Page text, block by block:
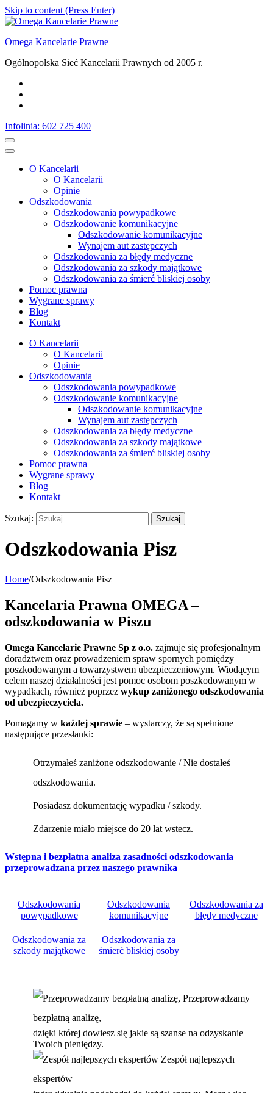
Skip to content (Press Enter)
Omega Kancelarie Prawne
Ogólnopolska Sieć Kancelarii Prawnych od 2005 r.
Infolinia: 602 725 400
O Kancelarii
O Kancelarii
Opinie
Odszkodowania
Odszkodowania powypadkowe
Odszkodowanie komunikacyjne
Odszkodowanie komunikacyjne
Wynajem aut zastępczych
Odszkodowania za błędy medyczne
Odszkodowania za szkody majątkowe
Odszkodowania za śmierć bliskiej osoby
Pomoc prawna
Wygrane sprawy
Blog
Kontakt
O Kancelarii
O Kancelarii
Opinie
Odszkodowania
Odszkodowania powypadkowe
Odszkodowanie komunikacyjne
Odszkodowanie komunikacyjne
Wynajem aut zastępczych
Odszkodowania za błędy medyczne
Odszkodowania za szkody majątkowe
Odszkodowania za śmierć bliskiej osoby
Pomoc prawna
Wygrane sprawy
Blog
Kontakt
Szukaj:
Odszkodowania Pisz
Home/Odszkodowania Pisz
Kancelaria Prawna OMEGA –
odszkodowania w Piszu
Omega Kancelarie Prawne Sp z o.o. zajmuje się profesjonalnym
doradztwem oraz prowadzeniem spraw spornych pomiędzy
poszkodowanym a towarzystwem ubezpieczeniowym. Wiodącym
celem naszej działalności jest pomoc osobom poszkodowanym w
wypadkach, również poprzez wykup zaniżonego odszkodowania
od ubezpieczyciela.
Pomagamy w każdej sprawie – wystarczy, że są spełnione
następujące przesłanki:
Otrzymałeś zaniżone odszkodowanie / Nie dostałeś
odszkodowania.
Posiadasz dokumentację wypadku / szkody.
Zdarzenie miało miejsce do 20 lat wstecz.
Wstępna i bezpłatna analiza zasadności odszkodowania
przeprowadzana przez naszego prawnika
Odszkodowania
powypadkowe
Odszkodowania
komunikacyjne
Odszkodowania za
błędy medyczne
Odszkodowania za
szkody majątkowe
Odszkodowania za
śmierć bliskiej osoby
Przeprowadzamy
bezpłatną analizę,
dzięki której dowiesz się jakie są szanse na odzyskanie
Twoich pieniędzy.
Zespół najlepszych
ekspertów